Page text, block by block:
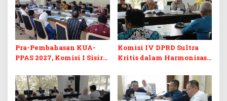
Pra-Pembahasan KUA-
PPAS 2027, Komisi I Sisir
Berkelanjutan
Komisi IV DPRD Sultra
Kritis dalam Harmonisasi
Perubahan APBD 2026